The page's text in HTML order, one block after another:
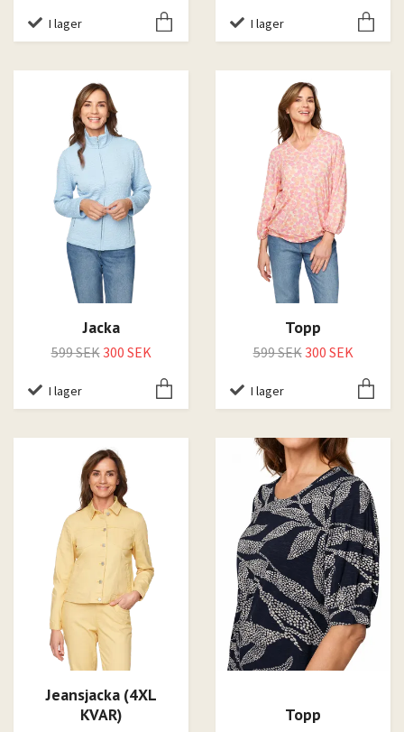
I lager I lager
Jacka
599 SEK300 SEK
I lager
Topp
599 SEK300 SEK
I lager
Jeansjacka (4XL
KVAR)
Topp